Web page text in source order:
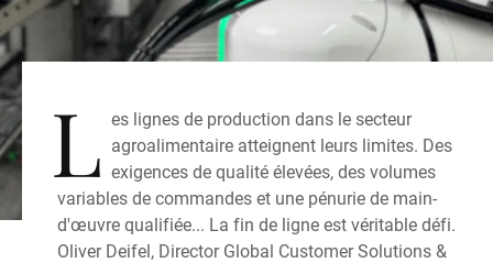
L es lignes de production dans le secteur
agroalimentaire atteignent leurs limites. Des
exigences de qualité élevées, des volumes
variables de commandes et une pénurie de main-
d'œuvre qualifiée... La fin de ligne est véritable défi.
Oliver Deifel, Director Global Customer Solutions &